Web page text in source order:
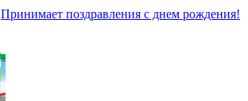
Принимает поздравления с днем рождения!